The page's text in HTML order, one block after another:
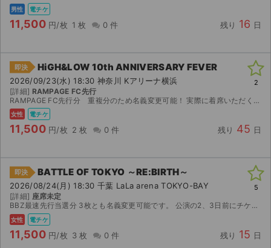
男性 電チケ
11,500 円/枚 1 枚 0 件 残り 16 日
即決 HiGH&LOW 10th ANNIVERSARY FEVER
2026/09/23(水) 18:30 神奈川 Kアリーナ横浜
[詳細] RAMPAGE FC先行
RAMPAGE FC先行分 重複分のため名義変更可能！ 実際に着席いただく座席と異なってもよろしければ2枚とも名義変更での分配も可能です！名義変更での分配であればランダムエラーもご自身で対応いた...
女性 電チケ
11,500 円/枚 2 枚 0 件 残り 45 日
2
即決 BATTLE OF TOKYO ～RE:BIRTH～
2026/08/24(月) 18:30 千葉 LaLa arena TOKYO-BAY
[詳細] 座席未定
BBZ最速先行当選分 3枚とも名義変更可能です。 公演の2、3日前にチケットブックに登録しているメールアドレスを送っていただければ分配いたします。 なお、重複分のため3枚とも名義変更可能です...
女性 電チケ
11,500 円/枚 3 枚 0 件 残り 15 日
5